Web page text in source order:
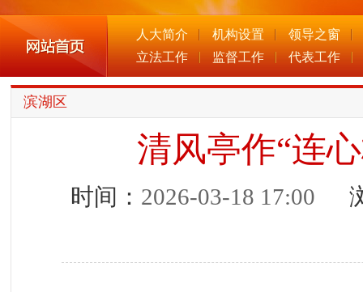
人大简介 机构设置
领导之窗
立法工作
监督工作 代表工作
滨湖区
清风亭作“连
时间： 2026-03-18 17:00 浏